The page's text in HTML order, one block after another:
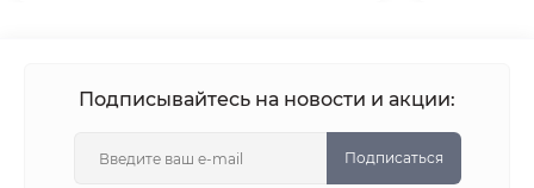
Подписывайтесь на новости и акции:
Подписаться